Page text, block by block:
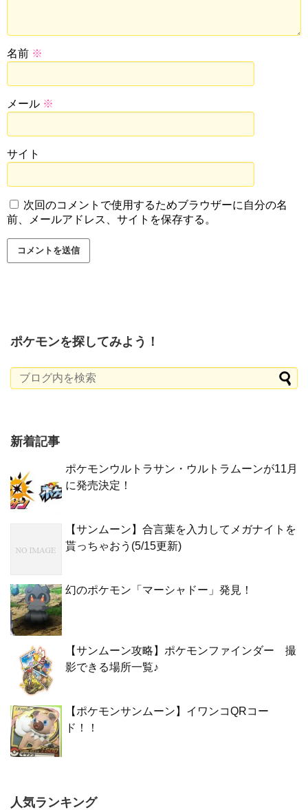
名前 ※
メール ※
サイト
次回のコメントで使用するためブラウザーに自分の名
前、メールアドレス、サイトを保存する。
ポケモンを探してみよう！
新着記事
ポケモンウルトラサン・ウルトラムーンが11月
に発売決定！
【サンムーン】合言葉を入力してメガナイトを
貰っちゃおう(5/15更新)
幻のポケモン「マーシャドー」発見！
【サンムーン攻略】ポケモンファインダー 撮
影できる場所一覧♪
【ポケモンサンムーン】イワンコQRコー
ド！！
人気ランキング